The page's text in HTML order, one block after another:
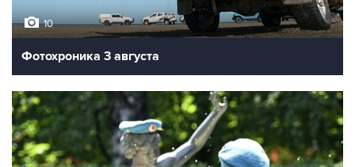
10
Фотохроника 3 августа